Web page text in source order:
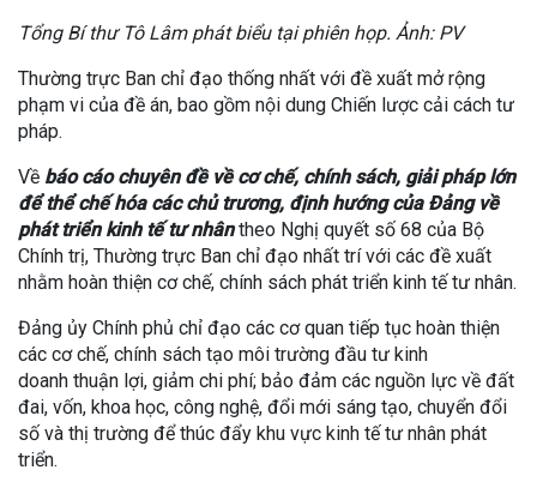
Tổng Bí thư Tô Lâm phát biểu tại phiên họp. Ảnh: PV
Thường trực Ban chỉ đạo thống nhất với đề xuất mở rộng
phạm vi của đề án, bao gồm nội dung Chiến lược cải cách tư
pháp.
Về báo cáo chuyên đề về cơ chế, chính sách, giải pháp lớn
để thể chế hóa các chủ trương, định hướng của Đảng về
phát triển kinh tế tư nhântheo Nghị quyết số 68 của Bộ
Chính trị, Thường trực Ban chỉ đạo nhất trí với các đề xuất
nhằm hoàn thiện cơ chế, chính sách phát triển kinh tế tư nhân.
Đảng ủy Chính phủ chỉ đạo các cơ quan tiếp tục hoàn thiện
các cơ chế, chính sách tạo môi trường đầu tư kinh
doanh thuận lợi, giảm chi phí; bảo đảm các nguồn lực về đất
đai, vốn, khoa học, công nghệ, đổi mới sáng tạo, chuyển đổi
số và thị trường để thúc đẩy khu vực kinh tế tư nhân phát
triển.